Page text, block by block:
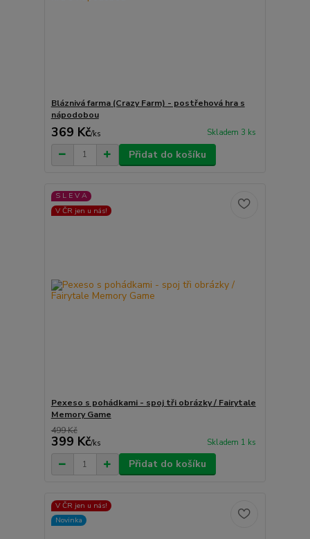
Bláznivá farma (Crazy Farm) - postřehová hra s
nápodobou
369 Kč/ks Skladem 3 ks
Přidat do košíku
S L E V A
V ČR jen u nás!
Pexeso s pohádkami - spoj tři obrázky / Fairytale
Memory Game
499 Kč
399 Kč/ks Skladem 1 ks
Přidat do košíku
V ČR jen u nás!
Novinka